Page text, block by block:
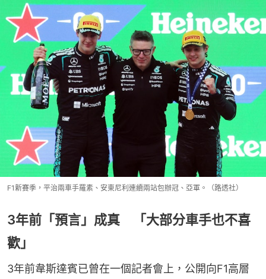
F1新賽季，平治兩車手羅素、安東尼利連續兩站包辦冠、亞軍。（路透社）
3年前「預言」成真 「大部分車手也不喜
歡」
3年前韋斯達賓已曾在一個記者會上，公開向F1高層